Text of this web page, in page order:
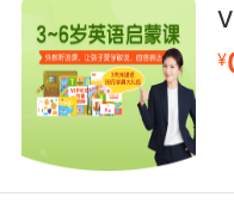
还有persimmon的
是胡桃、chestnut
是醋粟、
coconut/
bilberry的意
¥